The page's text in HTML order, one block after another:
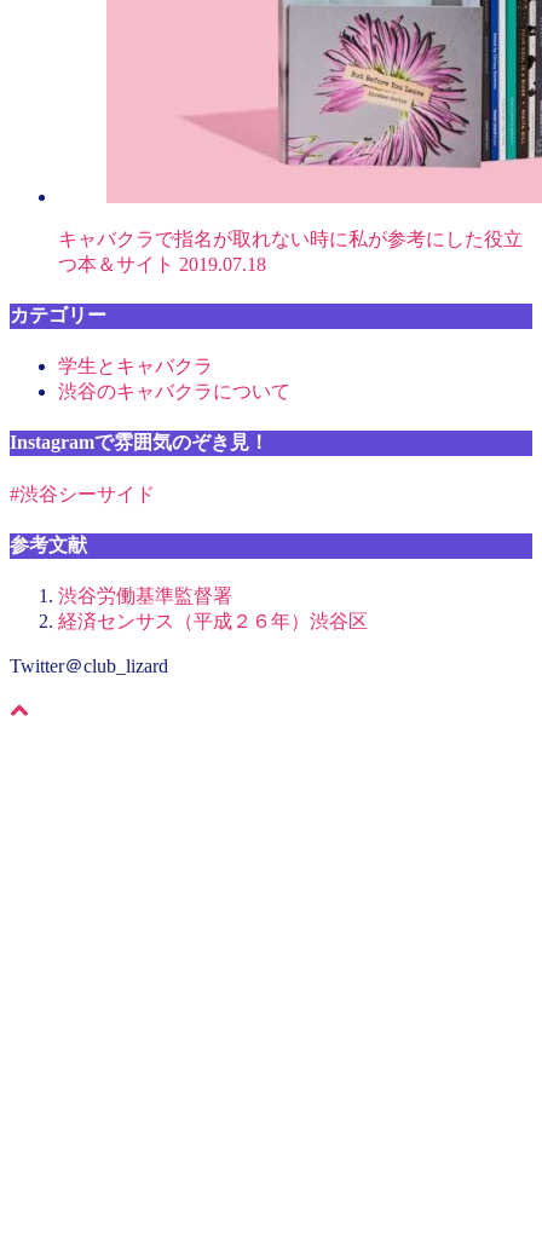
キャバクラで指名が取れない時に私が参考にした役立
つ本＆サイト 2019.07.18
カテゴリー
学生とキャバクラ
渋谷のキャバクラについて
Instagramで雰囲気のぞき見！
#渋谷シーサイド
参考文献
渋谷労働基準監督署
経済センサス（平成２６年）渋谷区
Twitter＠club_lizard